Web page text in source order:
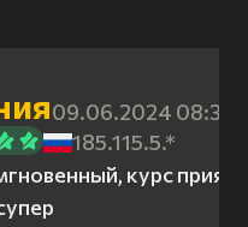
09.06.2024 08:31
185.115.5.*
курс